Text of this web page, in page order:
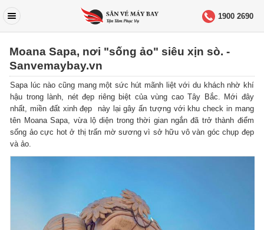
1900 2690
Moana Sapa, nơi "sống ảo" siêu xịn sò. -
Sanvemaybay.vn
Sapa lúc nào cũng mang một sức hút mãnh liệt với du khách nhờ khí
hậu trong lành, nét đẹp riêng biệt của vùng cao Tây Bắc. Mới đây
nhất, miền đất xinh đẹp này lại gây ấn tượng với khu check in mang
tên Moana Sapa, vừa lộ diện trong thời gian ngắn đã trở thành điểm
sống ảo cực hot ở thị trấn mờ sương vì sở hữu vô vàn góc chụp đẹp
và ảo.